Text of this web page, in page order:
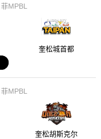
菲MPBL
奎松城首都
菲MPBL
奎松胡斯克尔